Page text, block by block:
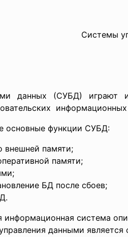
Системы
данных (СУБД) играют
основные функции СУБД:
внешней памяти;
памяти;
БД после сбоев;
информационная система
данными